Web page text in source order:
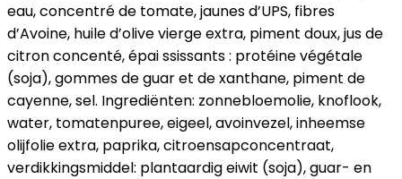
eau, concentré de tomate, jaunes d’UPS, fibres
d’Avoine, huile d’olive vierge extra, piment doux, jus de
citron concenté, épai ssissants : protéine végétale
(soja), gommes de guar et de xanthane, piment de
cayenne, sel. Ingrediënten: zonnebloemolie, knoflook,
water, tomatenpuree, eigeel, avoinvezel, inheemse
olijfolie extra, paprika, citroensapconcentraat,
verdikkingsmiddel: plantaardig eiwit (soja), guar- en